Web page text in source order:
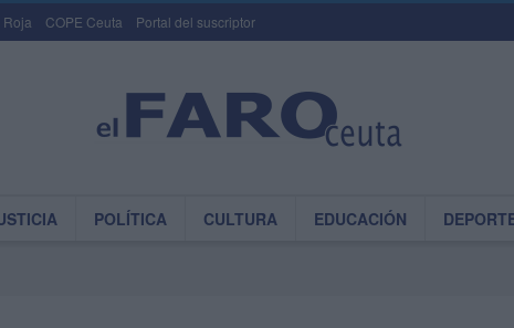
Roja COPE Ceuta Portal del suscriptor
POLÍTICA CULTURA EDUCACIÓN